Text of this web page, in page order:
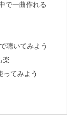
で一曲作れる
聴いてみよう
楽
ってみよう